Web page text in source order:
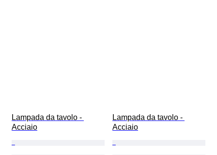
Lampada da tavolo -
Acciaio
Lampada da tavolo -
Acciaio